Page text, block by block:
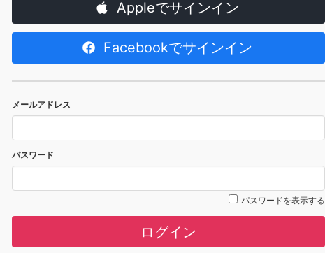
Appleでサインイン
Facebookでサインイン
メールアドレス
パスワード
パスワードを表示する
ログイン